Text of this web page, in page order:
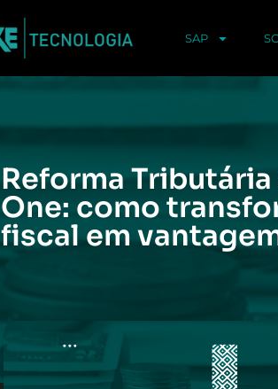
SAP
Reforma Tributária
One: como
fiscal em